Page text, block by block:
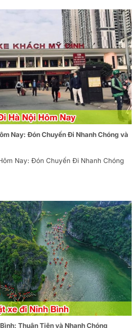
Nay: Đón Chuyến Đi Nhanh Chóng và
Nay: Đón Chuyến Đi Nhanh Chóng
Thuận Tiện và Nhanh Chóng